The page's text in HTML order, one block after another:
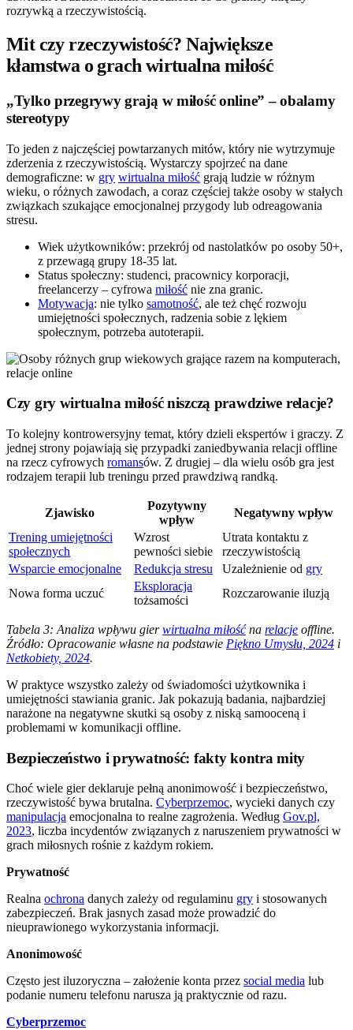
rozrywką a rzeczywistością.
Mit czy rzeczywistość? Największe
kłamstwa o grach wirtualna miłość
„Tylko przegrywy grają w miłość online” – obalamy
stereotypy
To jeden z najczęściej powtarzanych mitów, który nie wytrzymuje
zderzenia z rzeczywistością. Wystarczy spojrzeć na dane
demograficzne: w gry wirtualna miłość grają ludzie w różnym
wieku, o różnych zawodach, a coraz częściej także osoby w stałych
związkach szukające emocjonalnej przygody lub odreagowania
stresu.
Wiek użytkowników: przekrój od nastolatków po osoby 50+,
z przewagą grupy 18-35 lat.
Status społeczny: studenci, pracownicy korporacji,
freelancerzy – cyfrowa miłość nie zna granic.
Motywacja: nie tylko samotność, ale też chęć rozwoju
umiejętności społecznych, radzenia sobie z lękiem
społecznym, potrzeba autoterapii.
Czy gry wirtualna miłość niszczą prawdziwe relacje?
To kolejny kontrowersyjny temat, który dzieli ekspertów i graczy. Z
jednej strony pojawiają się przypadki zaniedbywania relacji offline
na rzecz cyfrowych romansów. Z drugiej – dla wielu osób gra jest
rodzajem terapii lub treningu przed prawdziwą randką.
Zjawisko
Pozytywny
wpływ
Negatywny wpływ
Trening umiejętności
społecznych
Wzrost
pewności siebie
Utrata kontaktu z
rzeczywistością
Wsparcie emocjonalne
Redukcja stresu Uzależnienie od gry
Nowa forma uczuć
Eksploracja
tożsamości
Rozczarowanie iluzją
Tabela 3: Analiza wpływu gierwirtualna miłośćna relacje offline.
Źródło: Opracowanie własne na podstawie Piękno Umysłu, 2024 i
Netkobiety, 2024.
W praktyce wszystko zależy od świadomości użytkownika i
umiejętności stawiania granic. Jak pokazują badania, najbardziej
narażone na negatywne skutki są osoby z niską samooceną i
problemami w komunikacji offline.
Bezpieczeństwo i prywatność: fakty kontra mity
Choć wiele gier deklaruje pełną anonimowość i bezpieczeństwo,
rzeczywistość bywa brutalna. Cyberprzemoc, wycieki danych czy
manipulacja emocjonalna to realne zagrożenia. Według Gov.pl,
2023, liczba incydentów związanych z naruszeniem prywatności w
grach miłosnych rośnie z każdym rokiem.
Prywatność
Realna ochrona danych zależy od regulaminu gry i stosowanych
zabezpieczeń. Brak jasnych zasad może prowadzić do
nieuprawionego wykorzystania informacji.
Anonimowość
Często jest iluzoryczna – założenie konta przez social media lub
podanie numeru telefonu narusza ją praktycznie od razu.
Cyberprzemoc